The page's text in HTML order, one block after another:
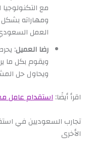
مع
ومهاراته
العمل
رضا العميل:
ويقوم بكل ما
ويحاول حل
اقرأ أيضًا:استقدام عامل
تجارب السعوديين في
الأخرى